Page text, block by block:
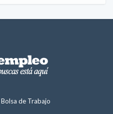
Bolsa de Trabajo